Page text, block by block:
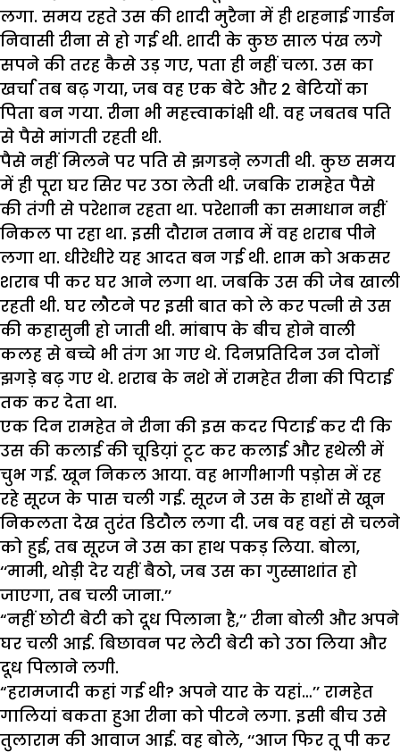
लगा. समय रहते उस की शादी मुरैना में ही शहनाई गार्डन
निवासी रीना से हो गई थी. शादी के कुछ साल पंख लगे
सपने की तरह कैसे उड़ गए, पता ही नहीं चला. उस का
खर्चा तब बढ़ गया, जब वह एक बेटे और 2 बेटियों का
पिता बन गया. रीना भी महत्त्वाकांक्षी थी. वह जबतब पति
से पैसे मांगती रहती थी.
पैसे नहीं मिलने पर पति से झगडऩे लगती थी. कुछ समय
में ही पूरा घर सिर पर उठा लेती थी. जबकि रामहेत पैसे
की तंगी से परेशान रहता था. परेशानी का समाधान नहीं
निकल पा रहा था. इसी दौरान तनाव में वह शराब पीने
लगा था. धीरेधीरे यह आदत बन गई थी. शाम को अकसर
शराब पी कर घर आने लगा था. जबकि उस की जेब खाली
रहती थी. घर लौटने पर इसी बात को ले कर पत्नी से उस
की कहासुनी हो जाती थी. मांबाप के बीच होने वाली
कलह से बच्चे भी तंग आ गए थे. दिनप्रतिदिन उन दोनों
झगड़े बढ़ गए थे. शराब के नशे में रामहेत रीना की पिटाई
तक कर देता था.
एक दिन रामहेत ने रीना की इस कदर पिटाई कर दी कि
उस की कलाई की चूडिय़ां टूट कर कलाई और हथेली में
चुभ गई. खून निकल आया. वह भागीभागी पड़ोस में रह
रहे सूरज के पास चली गई. सूरज ने उस के हाथों से खून
निकलता देख तुरंत डिटौल लगा दी. जब वह वहां से चलने
को हुई, तब सूरज ने उस का हाथ पकड़ लिया. बोला,
‘‘मामी, थोड़ी देर यहीं बैठो, जब उस का गुस्साशांत हो
जाएगा, तब चली जाना.’’
“नहीं छोटी बेटी को दूध पिलाना है,’’ रीना बोली और अपने
घर चली आई. बिछावन पर लेटी बेटी को उठा लिया और
दूध पिलाने लगी.
“हरामजादी कहां गई थी? अपने यार के यहां…’’ रामहेत
गालियां बकता हुआ रीना को पीटने लगा. इसी बीच उसे
तुलाराम की आवाज आई. वह बोले, ‘‘आज फिर तू पी कर